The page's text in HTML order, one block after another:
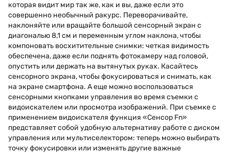
которая видит мир так же, как и вы, даже если это
совершенно необычный ракурс. Переворачивайте,
наклоняйте или вращайте большой сенсорный экран с
диагональю 8,1 см и переменным углом наклона, чтобы
компоновать восхитительные снимки: четкая видимость
обеспечена, даже если поднять фотокамеру над головой,
опустить или держать на вытянутых руках. Касайтесь
сенсорного экрана, чтобы фокусироваться и снимать, как
на экране смартфона. А еще можно воспользоваться
сенсорными кнопками управления во время съемки с
видоискателем или просмотра изображений. При съемке с
применением видоискателя функция «Сенсор Fn»
представляет собой удобную альтернативу работе с диском
управления или мультиселектором: теперь можно выбирать
точку фокусировки или изменять другие важные